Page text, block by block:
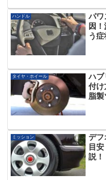
ハンドル
パワ
因
う症
タイヤ・ホイール
ハブ
付け
脂製
ミッション
デ
目
説！